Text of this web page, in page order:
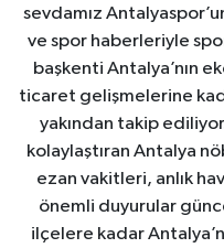
sevdamız
ve spor haberleriyle
başkenti Antalya’nın
ticaret gelişmelerine
yakından takip
kolaylaştıran Antalya
ezan vakitleri, anlık
önemli duyurular
ilçelere kadar